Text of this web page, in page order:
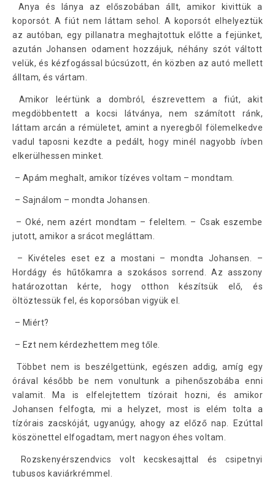
Anya és lánya az előszobában állt, amikor kivittük a
koporsót. A fiút nem láttam sehol. A koporsót elhelyeztük
az autóban, egy pillanatra meghajtottuk előtte a fejünket,
azután Johansen odament hozzájuk, néhány szót váltott
velük, és kézfogással búcsúzott, én közben az autó mellett
álltam, és vártam.
Amikor leértünk a dombról, észrevettem a fiút, akit
megdöbbentett a kocsi látványa, nem számított ránk,
láttam arcán a rémületet, amint a nyeregből fölemelkedve
vadul taposni kezdte a pedált, hogy minél nagyobb ívben
elkerülhessen minket.
– Apám meghalt, amikor tízéves voltam – mondtam.
– Sajnálom – mondta Johansen.
– Oké, nem azért mondtam – feleltem. – Csak eszembe
jutott, amikor a srácot megláttam.
– Kivételes eset ez a mostani – mondta Johansen. –
Hordágy és hűtőkamra a szokásos sorrend. Az asszony
határozottan kérte, hogy otthon készítsük elő, és
öltöztessük fel, és koporsóban vigyük el.
– Miért?
– Ezt nem kérdezhettem meg tőle.
Többet nem is beszélgettünk, egészen addig, amíg egy
órával később be nem vonultunk a pihenőszobába enni
valamit. Ma is elfelejtettem tízórait hozni, és amikor
Johansen felfogta, mi a helyzet, most is elém tolta a
tízórais zacskóját, ugyanúgy, ahogy az előző nap. Ezúttal
köszönettel elfogadtam, mert nagyon éhes voltam.
Rozskenyérszendvics volt kecskesajttal és csipetnyi
tubusos kaviárkrémmel.